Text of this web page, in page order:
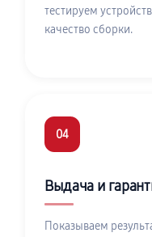
тестируем
качество сборки.
04
Выдача и
Показываем